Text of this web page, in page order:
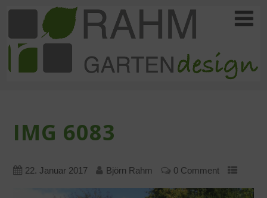
IMG 6083
22. Januar 2017 Björn Rahm 0 Comment